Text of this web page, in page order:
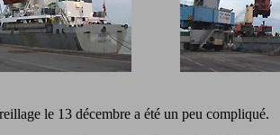
le 13 décembre a été un peu compliqué.